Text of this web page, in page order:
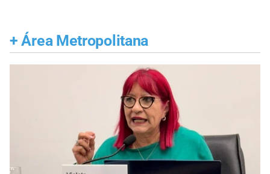
+ Área Metropolitana